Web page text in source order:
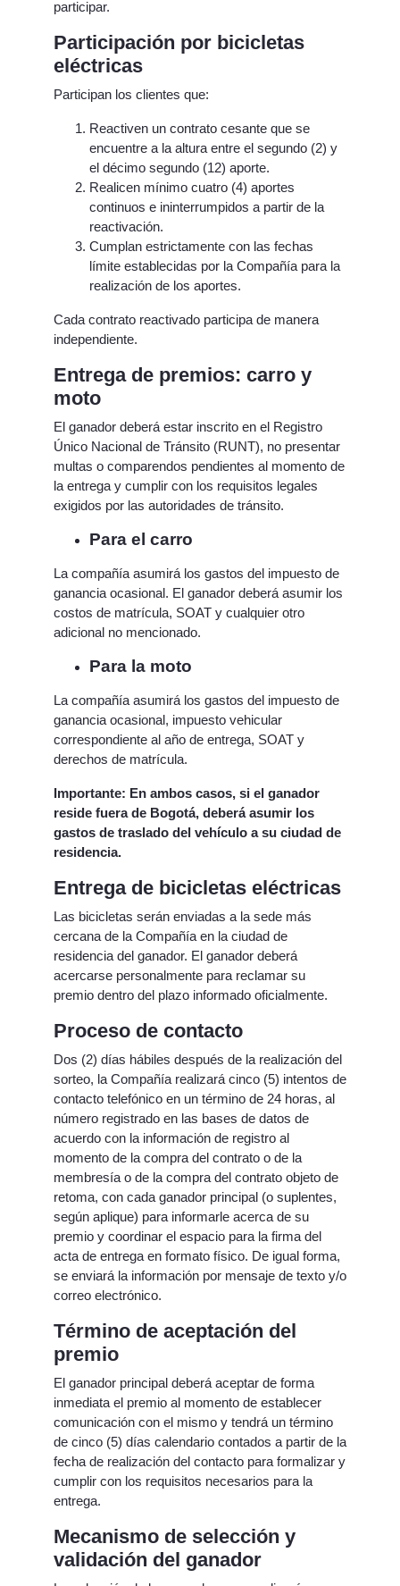
participar.
Participación por bicicletas
eléctricas
Participan los clientes que:
Reactiven un contrato cesante que se
encuentre a la altura entre el segundo (2) y
el décimo segundo (12) aporte.
Realicen mínimo cuatro (4) aportes
continuos e ininterrumpidos a partir de la
reactivación.
Cumplan estrictamente con las fechas
límite establecidas por la Compañía para la
realización de los aportes.
Cada contrato reactivado participa de manera
independiente.
Entrega de premios: carro y
moto
El ganador deberá estar inscrito en el Registro
Único Nacional de Tránsito (RUNT), no presentar
multas o comparendos pendientes al momento de
la entrega y cumplir con los requisitos legales
exigidos por las autoridades de tránsito.
Para el carro
La compañía asumirá los gastos del impuesto de
ganancia ocasional. El ganador deberá asumir los
costos de matrícula, SOAT y cualquier otro
adicional no mencionado.
Para la moto
La compañía asumirá los gastos del impuesto de
ganancia ocasional, impuesto vehicular
correspondiente al año de entrega, SOAT y
derechos de matrícula.
Importante: En ambos casos, si el ganador
reside fuera de Bogotá, deberá asumir los
gastos de traslado del vehículo a su ciudad de
residencia.
Entrega de bicicletas eléctricas
Las bicicletas serán enviadas a la sede más
cercana de la Compañía en la ciudad de
residencia del ganador. El ganador deberá
acercarse personalmente para reclamar su
premio dentro del plazo informado oficialmente.
Proceso de contacto
Dos (2) días hábiles después de la realización del
sorteo, la Compañía realizará cinco (5) intentos de
contacto telefónico en un término de 24 horas, al
número registrado en las bases de datos de
acuerdo con la información de registro al
momento de la compra del contrato o de la
membresía o de la compra del contrato objeto de
retoma, con cada ganador principal (o suplentes,
según aplique) para informarle acerca de su
premio y coordinar el espacio para la firma del
acta de entrega en formato físico. De igual forma,
se enviará la información por mensaje de texto y/o
correo electrónico.
Término de aceptación del
premio
El ganador principal deberá aceptar de forma
inmediata el premio al momento de establecer
comunicación con el mismo y tendrá un término
de cinco (5) días calendario contados a partir de la
fecha de realización del contacto para formalizar y
cumplir con los requisitos necesarios para la
entrega.
Mecanismo de selección y
validación del ganador